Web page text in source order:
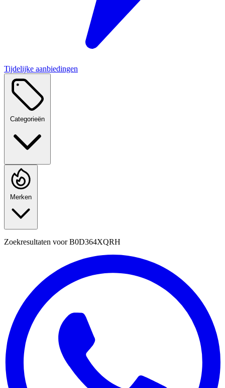
Tijdelijke aanbiedingen
Categorieën
Merken
Zoekresultaten voorB0D364XQRH